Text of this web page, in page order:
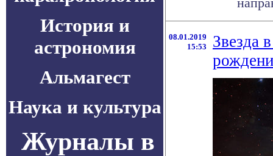
История и
астрономия
Альмагест
Наука и культура
Журналы в
08.01.2019
15:53
Звезда